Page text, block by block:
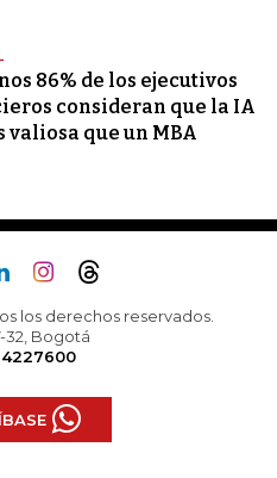
86% de los ejecutivos
consideran que la IA
valiosa que un MBA
los derechos reservados.
32, Bogotá
4227600